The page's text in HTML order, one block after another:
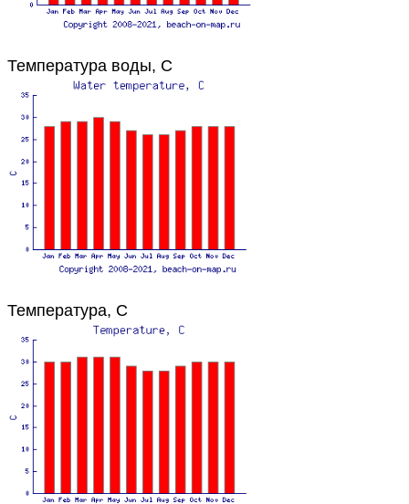
Температура воды, C
Температура, C